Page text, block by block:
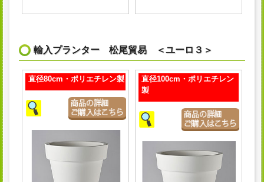
輸入プランター 松尾貿易 ＜ユーロ３＞
直径80cm・ポリエチレン製
直径100cm・ポリエチレン
製